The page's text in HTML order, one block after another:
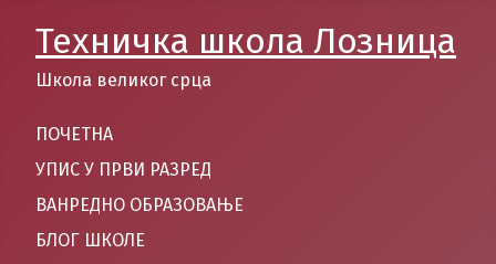
Техничка школа Лозница
Школа великог срца
ПОЧЕТНА
УПИС У ПРВИ РАЗРЕД
ВАНРЕДНО ОБРАЗОВАЊЕ
БЛОГ ШКОЛЕ